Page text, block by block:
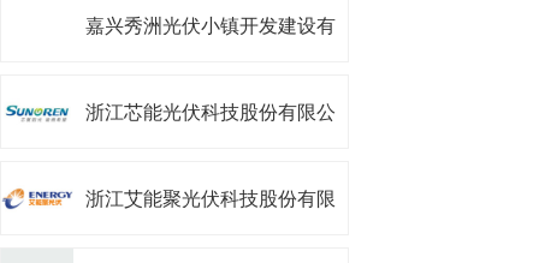
嘉兴秀洲光伏小镇开发建设有
浙江芯能光伏科技股份有限公
浙江艾能聚光伏科技股份有限